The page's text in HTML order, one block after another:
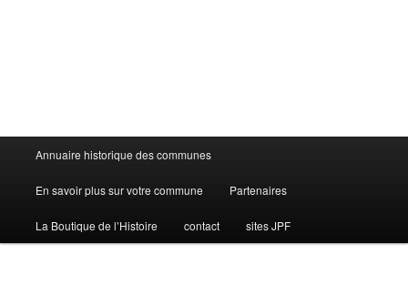
Menu
principal
Annuaire historique des communes
En savoir plus sur votre commune Partenaires
La Boutique de l’Histoire contact sites JPF